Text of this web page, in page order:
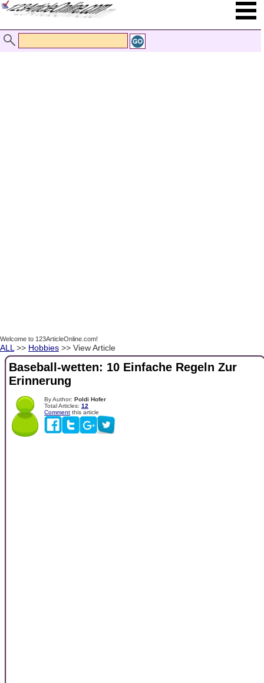
Welcome to 123ArticleOnline.com!
ALL >> Hobbies >> View Article
Baseball-wetten: 10 Einfache Regeln Zur
Erinnerung
By Author: Poldi Hofer
Total Articles: 12
Comment this article